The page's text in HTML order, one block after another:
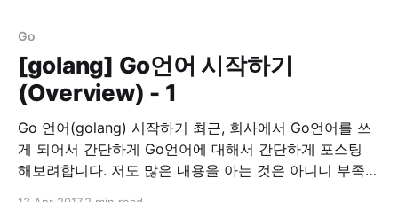
[...]int{1,2,
Go
[golang] Go언어 시작하기
(Overview) - 1
Go 언어(golang) 시작하기 최근, 회사에서 Go언어를 쓰
게 되어서 간단하게 Go언어에 대해서 간단하게 포스팅
해보려합니다. 저도 많은 내용을 아는 것은 아니니 부족한